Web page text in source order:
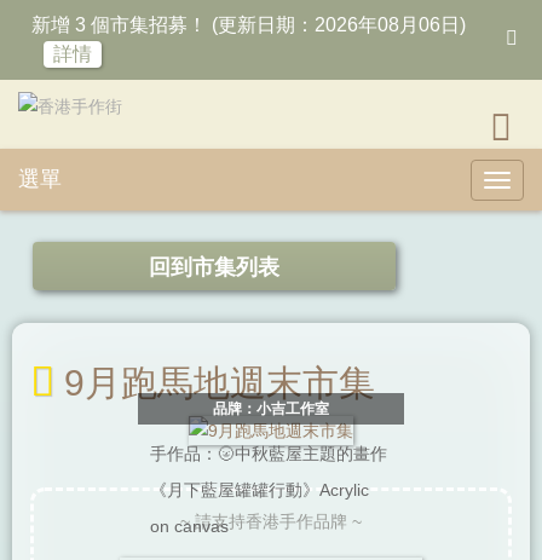
新增 3 個市集招募！ (更新日期：2026年08月06日)
詳情
選單
回到市集列表
9月跑馬地週末市集
~ 請支持香港手作品牌 ~
品牌：小吉工作室
手作品：🌝中秋藍屋主題的畫作
《月下藍屋罐罐行動》Acrylic
on canvas